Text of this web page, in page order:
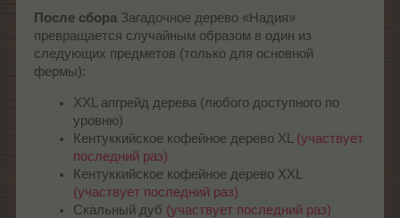
После сбора Загадочное дерево «Надия»
превращается случайным образом в один из
следующих предметов (только для основной
фермы):
XXL апгрейд дерева (любого доступного по
уровню)
Кентуккийское кофейное дерево XL (участвует
последний раз)
Кентуккийское кофейное дерево XXL
(участвует последний раз)
Скальный дуб (участвует последний раз)